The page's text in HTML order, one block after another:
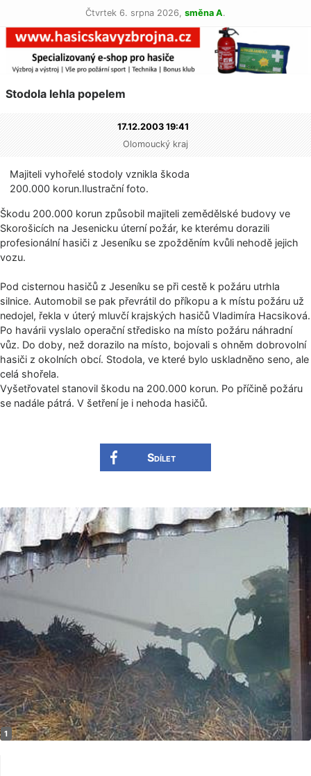
Čtvrtek 6. srpna 2026, směna A.
Stodola lehla popelem
17.12.2003 19:41
Olomoucký kraj
Majiteli vyhořelé stodoly vznikla škoda
200.000 korun­.Ilustrační fo­to.
Škodu 200.000 korun způsobil majiteli zemědělské budovy ve
Skorošicích na Jesenicku úterní požár, ke kterému dorazili
profesionální hasiči z Jeseníku se zpožděním kvůli nehodě jejich
vozu.
Pod cisternou hasičů z Jeseníku se při cestě k požáru utrhla
silnice. Automobil se pak převrátil do příkopu a k místu požáru už
nedojel, řekla v úterý mluvčí krajských hasičů Vladimíra Hacsiková.
Po havárii vyslalo operační středisko na místo požáru náhradní
vůz. Do doby, než dorazilo na místo, bojovali s ohněm dobrovolní
hasiči z okolních obcí. Stodola, ve které bylo uskladněno seno, ale
celá shořela.
Vyšetřovatel stanovil škodu na 200.000 korun. Po příčině požáru
se nadále pátrá. V šetření je i nehoda hasičů.
Sdílet